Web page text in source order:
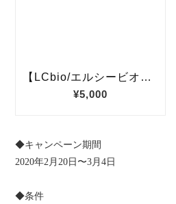
◆キャンペーン期間
2020年2月20日〜3月4日
◆条件